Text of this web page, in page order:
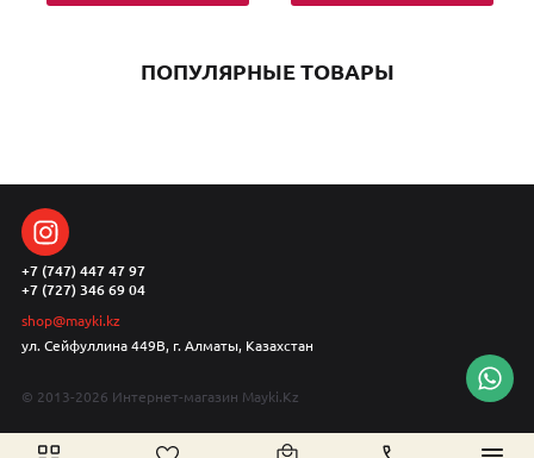
ПОПУЛЯРНЫЕ ТОВАРЫ
+7 (747) 447 47 97
+7 (727) 346 69 04
shop@mayki.kz
ул. Сейфуллина 449В, г. Алматы, Казахстан
© 2013-2026 Интернет-магазин Mayki.Kz